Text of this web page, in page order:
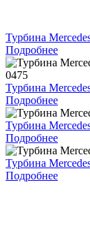
Турбина
Подробнее
Турбина
Подробнее
Турбина
Подробнее
Турбина
Подробнее